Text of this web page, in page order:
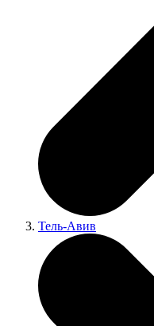
Тель-Авив